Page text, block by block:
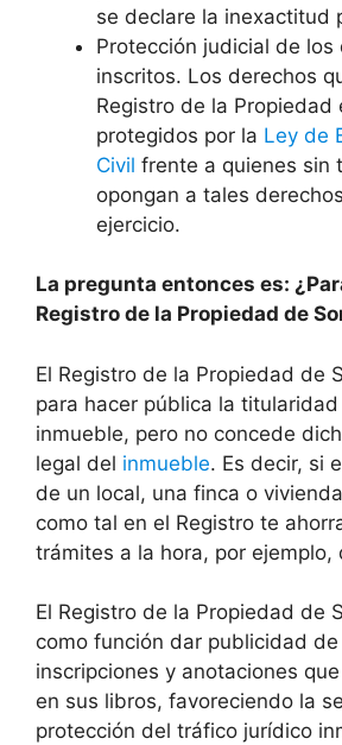
se declare la inexactitud
Protección judicial de los
inscritos. Los derechos
Registro de la Propiedad
protegidos por la Ley de
Civil frente a quienes sin
opongan a tales
ejercicio.
La pregunta entonces es:
Registro de la Propiedad de
El Registro de la Propiedad de
para hacer pública la
inmueble, pero no concede
legal del inmueble. Es decir, si
de un local, una finca o
como tal en el Registro te
trámites a la hora, por ejemplo,
El Registro de la Propiedad de
como función dar publicidad de
inscripciones y anotaciones
en sus libros, favoreciendo la
protección del tráfico jurídico